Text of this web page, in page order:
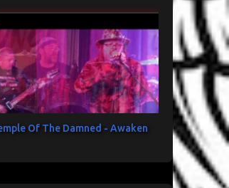
Of The Damned - Awaken